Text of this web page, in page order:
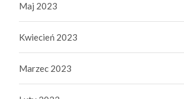
Maj 2023
Kwiecień 2023
Marzec 2023